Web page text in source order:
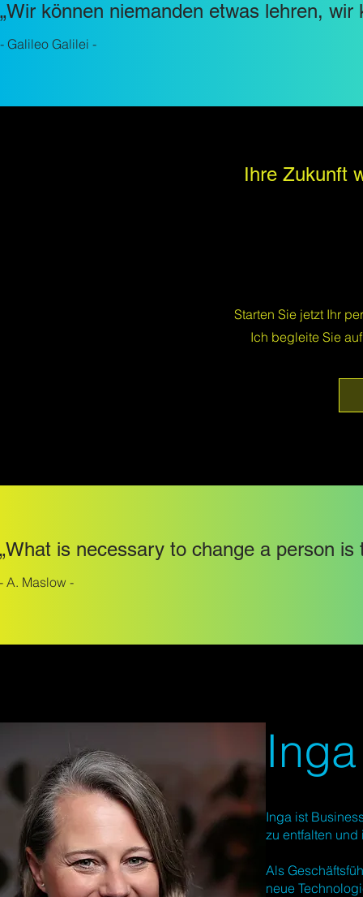
„Wir können niemanden etwas lehren,
- Galileo Galilei -
Ihre Zukunft
Starten Sie jetzt Ihr
Ich begleite Sie
„What is necessary to change a person
- A. Maslow -
Inga ist
zu entfalten
Als
neue